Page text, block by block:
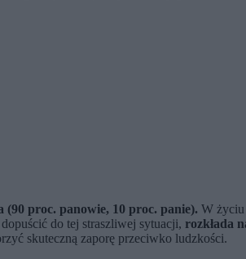
(90 proc. panowie, 10 proc. panie). W życiu
do tej straszliwej sytuacji, rozkłada
skuteczną zaporę przeciwko ludzkości.